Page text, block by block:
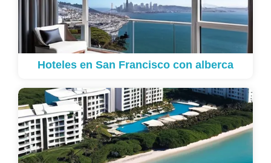
Hoteles en San Francisco con alberca